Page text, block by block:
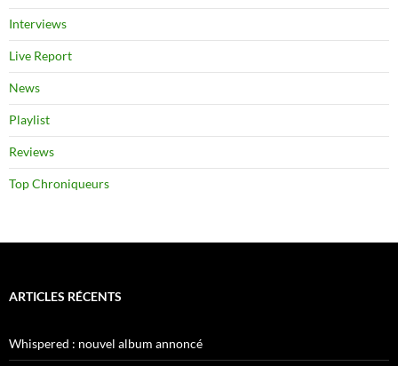
Interviews
Live Report
News
Playlist
Reviews
Top Chroniqueurs
ARTICLES RÉCENTS
Whispered : nouvel album annoncé